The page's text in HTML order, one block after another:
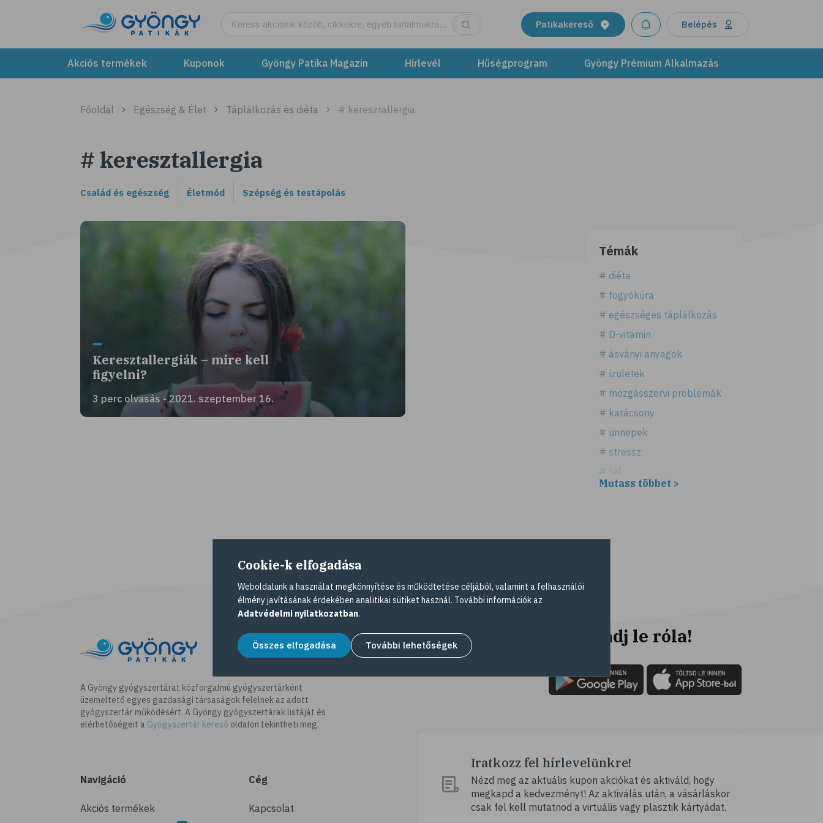
Patikakereső Belépés
Akciós termékek Kuponok Gyöngy Patika Magazin Hírlevél Hűségprogram Gyöngy Prémium Alkalmazás
Főoldal Egészség & Élet Táplálkozás és diéta # keresztallergia
# keresztallergia
Család és egészség Életmód Szépség és testápolás
Keresztallergiák – mire kell
figyelni?
3 perc olvasás - 2021. szeptember 16.
Témák
# diéta
# fogyókúra
# egészséges táplálkozás
# D-vitamin
# ásványi anyagok
# ízületek
# mozgásszervi problémák
# karácsony
# ünnepek
# stressz
# tél
# szerecsendió
# gyógynövények
# magas vérnyomás
# kardiovaszkuláris
# illóolaj
# szaloncukor
# recept
Mutass többet >
A Gyöngy gyógyszertárat közforgalmú gyógyszertárként
üzemeltető egyes gazdasági társaságok felelnek az adott
gyógyszertár működésért. A Gyöngy gyógyszertárak listáját és
elérhetőségeit a Gyógyszertár kereső oldalon tekintheti meg.
Navigáció
Akciós termékek
Cég
Kapcsolat
Ne maradj le róla!
Iratkozz fel hírlevelünkre!
Nézd meg az aktuális kupon akciókat és aktiváld, hogy
megkapd a kedvezményt! Az aktiválás után, a vásárláskor
csak fel kell mutatnod a virtuális vagy plasztik kártyádat.
Cookie-k elfogadása
Weboldalunk a használat megkönnyítése és működtetése céljából, valamint a felhasználói
élmény javításának érdekében analitikai sütiket használ. További információk az
Adatvédelmi nyilatkozatban.
Összes elfogadása További lehetőségek